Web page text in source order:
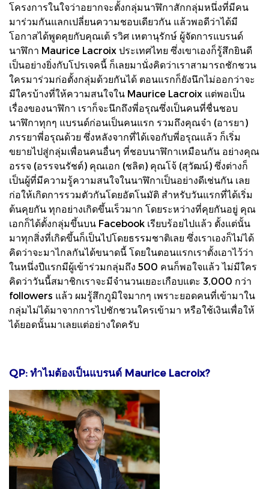
โครงการในใจว่าอยากจะตั้งกลุ่มนาฬิกาสักกลุ่มหนึ่งที่มีคน
มาร่วมกันแลกเปลี่ยนความชอบเดียวกัน แล้วพอดีว่าได้มี
โอกาสได้พูดคุยกับคุณเต้ รวิศ เหตานุรักษ์ ผู้จัดการแบรนด์
นาฬิกา Maurice Lacroix ประเทศไทย ซึ่งเขาเองก็รู้สึกยินดี
เป็นอย่างยิ่งกับโปรเจคนี้ ก็เลยมานั่งคิดว่าเราสามารถชักชวน
ใครมาร่วมก่อตั้งกลุ่มด้วยกันได้ ตอนแรกก็ยังนึกไม่ออกว่าจะ
มีใครบ้างที่ให้ความสนใจใน Maurice Lacroix แต่พอเป็น
เรื่องของนาฬิกา เราก็จะนึกถึงพี่อรุณซึ่งเป็นคนที่ชื่นชอบ
นาฬิกาทุกๆ แบรนด์ก่อนเป็นคนแรก รวมถึงคุณจ๋า (อารยา)
ภรรยาพี่อรุณด้วย ซึ่งหลังจากที่ได้เจอกับพี่อรุณแล้ว ก็เริ่ม
ขยายไปสู่กลุ่มเพื่อนคนอื่นๆ ที่ชอบนาฬิกาเหมือนกัน อย่างคุณ
อรรจ (อรรจนรัชต์) คุณเอก (ชลิต) คุณโจ้ (สุวัฒน์) ซึ่งต่างก็
เป็นผู้ที่มีความรู้ความสนใจในนาฬิกาเป็นอย่างดีเช่นกัน เลย
ก่อให้เกิดการรวมตัวกันโดยอัตโนมัติ สำหรับวันแรกที่ได้เริ่ม
ต้นคุยกัน ทุกอย่างเกิดขึ้นเร็วมาก โดยระหว่างที่คุยกันอยู่ คุณ
เอกก็ได้ตั้งกลุ่มขึ้นบน Facebook เรียบร้อยไปแล้ว ตั้งแต่นั้น
มาทุกสิ่งที่เกิดขึ้นก็เป็นไปโดยธรรมชาติเลย ซึ่งเราเองก็ไม่ได้
คิดว่าจะมาไกลกันได้ขนาดนี้ โดยในตอนแรกเราตั้งเอาไว้ว่า
ในหนึ่งปีแรกมีผู้เข้าร่วมกลุ่มถึง 500 คนก็พอใจแล้ว ไม่มีใคร
คิดว่าวันนี้สมาชิกเราจะมีจำนวนเยอะเกือบแตะ 3,000 กว่า
followers แล้ว ผมรู้สึกภูมิใจมากๆ เพราะยอดคนที่เข้ามาใน
กลุ่มไม่ได้มาจากการไปชักชวนใครเข้ามา หรือใช้เงินเพื่อให้
ได้ยอดนั้นมาเลยแต่อย่างใดครับ
QP: ทำไมต้องเป็นแบรนด์ Maurice Lacroix?